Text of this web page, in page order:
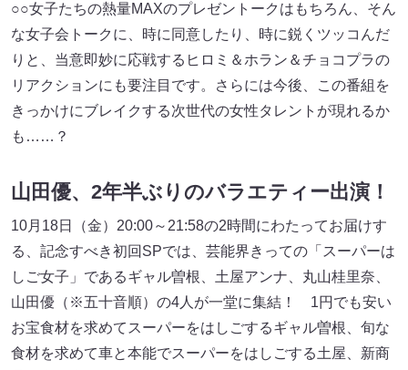
○○女子たちの熱量MAXのプレゼントークはもちろん、そん
な女子会トークに、時に同意したり、時に鋭くツッコんだ
りと、当意即妙に応戦するヒロミ＆ホラン＆チョコプラの
リアクションにも要注目です。さらには今後、この番組を
きっかけにブレイクする次世代の女性タレントが現れるか
も……？
山田優、2年半ぶりのバラエティー出演！
10月18日（金）20:00～21:58の2時間にわたってお届けす
る、記念すべき初回SPでは、芸能界きっての「スーパーは
しご女子」であるギャル曽根、土屋アンナ、丸山桂里奈、
山田優（※五十音順）の4人が一堂に集結！ 1円でも安い
お宝食材を求めてスーパーをはしごするギャル曽根、旬な
食材を求めて車と本能でスーパーをはしごする土屋、新商